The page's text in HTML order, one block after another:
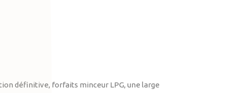
définitive, forfaits minceur LPG, une large